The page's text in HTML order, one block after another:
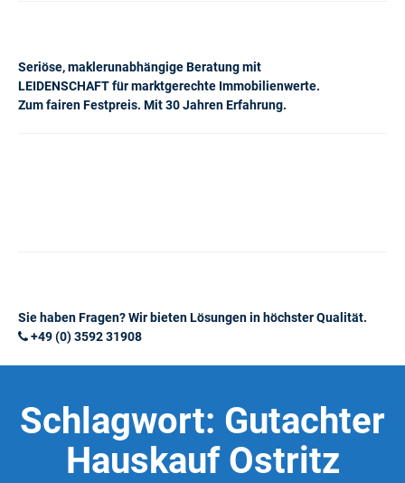
Seriöse, maklerunabhängige Beratung mit
LEIDENSCHAFT für marktgerechte Immobilienwerte.
Zum fairen Festpreis. Mit 30 Jahren Erfahrung.
Sie haben Fragen? Wir bieten Lösungen in höchster Qualität.
+49 (0) 3592 31908
Schlagwort: Gutachter
Hauskauf Ostritz